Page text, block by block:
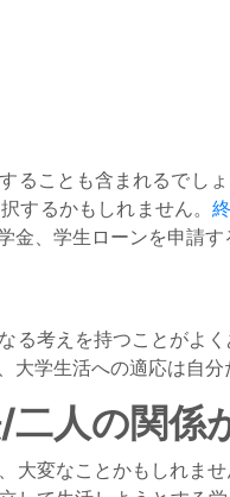
ることも含まれるでし
するかもしれません。
、学生ローンを申請す
る考えを持つことがよ
学生活への適応は自
人の関係
大変なことかもしれま